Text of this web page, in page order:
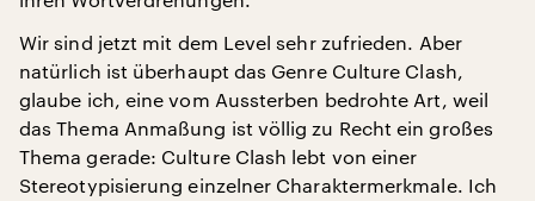
Wir sind jetzt mit dem Level sehr zufrieden. Aber
natürlich ist überhaupt das Genre Culture Clash,
glaube ich, eine vom Aussterben bedrohte Art, weil
das Thema Anmaßung ist völlig zu Recht ein großes
Thema gerade: Culture Clash lebt von einer
Stereotypisierung einzelner Charaktermerkmale. Ich